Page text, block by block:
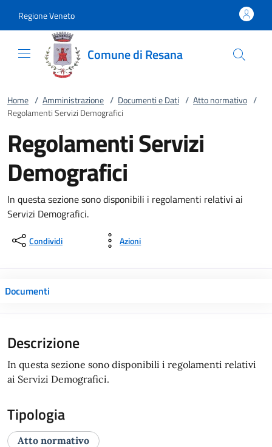
Regione Veneto
Comune di Resana
Home / Amministrazione / Documenti e Dati / Atto normativo /
Regolamenti Servizi Demografici
Regolamenti Servizi
Demografici
In questa sezione sono disponibili i regolamenti relativi ai
Servizi Demografici.
Condividi Azioni
Documenti
Descrizione
In questa sezione sono disponibili i regolamenti relativi
ai Servizi Demografici.
Tipologia
Atto normativo